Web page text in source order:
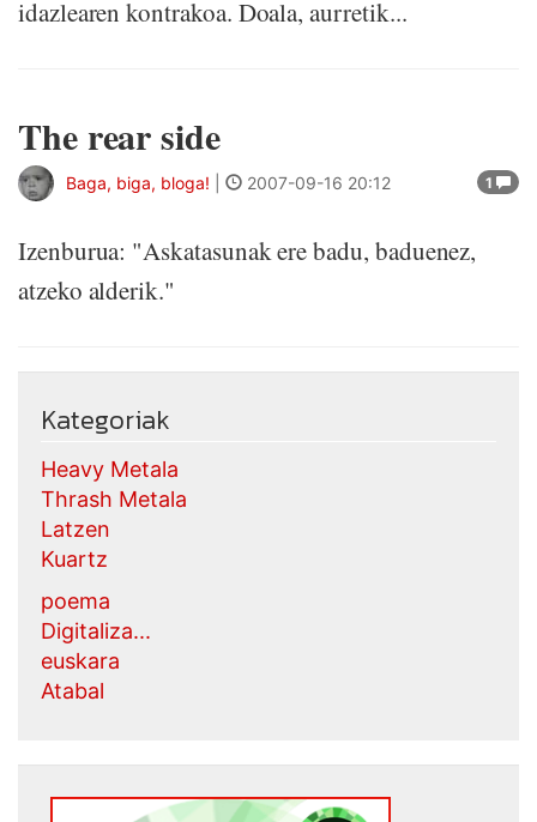
idazlearen kontrakoa. Doala, aurretik...
The rear side
1
Baga, biga, bloga! 2007-09-16 20:12
Izenburua: "Askatasunak ere badu, baduenez,
atzeko alderik."
Kategoriak
Heavy Metala
Thrash Metala
Latzen
Kuartz
poema
Digitaliza...
euskara
Atabal